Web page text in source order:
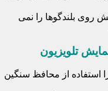
روی بلندگوها را نمی
تلویزیون
استفاده از محافظ سنگین